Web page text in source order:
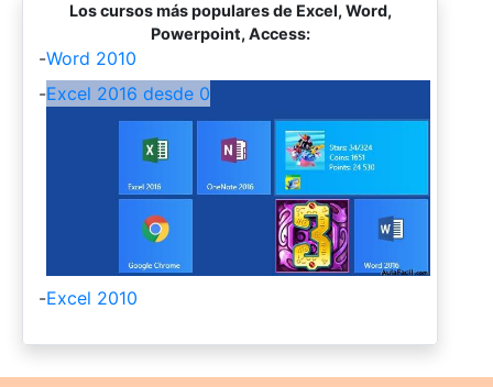
Los cursos más populares de Excel, Word,
Powerpoint, Access:
-Word 2010
-Excel 2016 desde 0
-Excel 2010